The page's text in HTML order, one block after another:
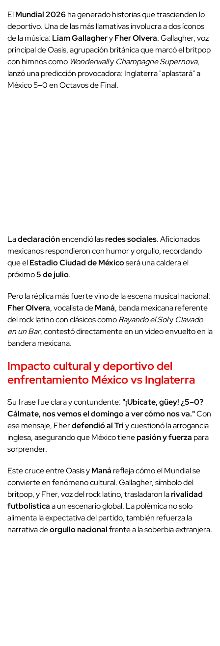
ElMundial 2026ha generado historias que trascienden lo
deportivo. Una de las más llamativas involucra a dos íconos
de la música: Liam GallagheryFher Olvera. Gallagher, voz
principal de Oasis, agrupación británica que marcó el britpop
con himnos como Wonderwally Champagne Supernova,
lanzó una predicción provocadora: Inglaterra "aplastará" a
México 5–0 en Octavos de Final.
Ladeclaraciónencendió lasredes sociales. Aficionados
mexicanos respondieron con humor y orgullo, recordando
que elEstadio Ciudad de Méxicoserá una caldera el
próximo5 de julio.
Pero la réplica más fuerte vino de la escena musical nacional:
Fher Olvera, vocalista deManá, banda mexicana referente
del rock latino con clásicos comoRayando el Soly Clavado
en un Bar, contestó directamente en un video envuelto en la
bandera mexicana.
Impacto cultural y deportivo del
enfrentamiento México vs Inglaterra
Su frase fue clara y contundente: "¡Ubícate, güey! ¿5–0?
Cálmate, nos vemos el domingo a ver cómo nos va."Con
ese mensaje, Fherdefendió al Triy cuestionó la arrogancia
inglesa, asegurando que México tienepasión y fuerza para
sorprender.
Este cruce entre Oasis yManá refleja cómo el Mundial se
convierte en fenómeno cultural. Gallagher, símbolo del
britpop, y Fher, voz del rock latino, trasladaron larivalidad
futbolísticaa un escenario global. La polémica no solo
alimenta la expectativa del partido, también refuerza la
narrativa deorgullo nacionalfrente a la soberbia extranjera.